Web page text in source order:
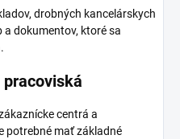
drobných kancelárskych
dokumentov, ktoré sa
centrá a
potrebné mať základné